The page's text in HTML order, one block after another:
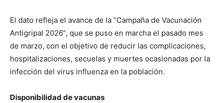
El dato refleja el avance de la “Campaña de Vacunación
Antigripal 2026”, que se puso en marcha el pasado mes
de marzo, con el objetivo de reducir las complicaciones,
hospitalizaciones, secuelas y muertes ocasionadas por la
infección del virus influenza en la población.
Disponibilidad de vacunas